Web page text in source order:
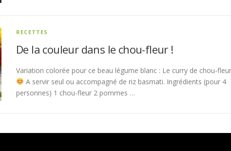
RECETTES
De la couleur dans le chou-fleur !
Variation colorée pour ce beau légume blanc : Le curry de chou-
A servir seul ou accompagné de riz basmati. Ingrédients (pour 4
personnes) 1 chou-fleur 2 pommes …